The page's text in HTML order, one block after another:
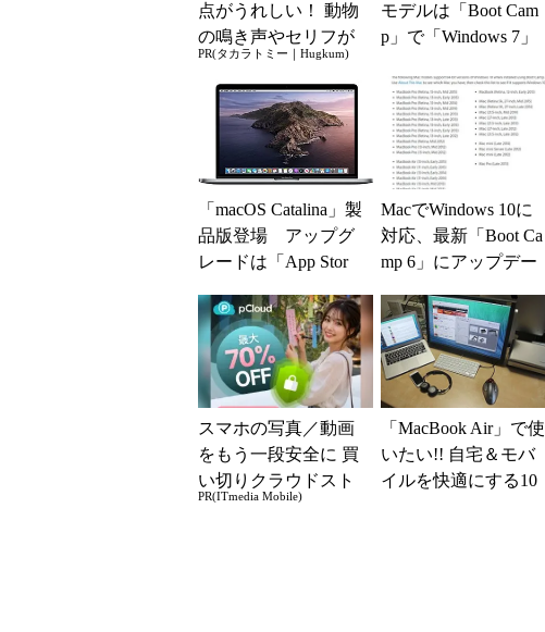
点がうれしい！ 動物
の鳴き声やセリフが
盛りだくさんの「ア
ニア サウンドいっ
ぱい！ ...
PR(タカラトミー｜Hugkum)
モデルは「Boot Cam
p」で「Windows 7」
「macOS Catalina」製
品版登場 アップグ
レードは「App Stor
MacでWindows 10に
対応、最新「Boot Ca
mp 6」にアップデー
スマホの写真／動画
をもう一段安全に 買
い切りクラウドスト
レージ
PR(ITmedia Mobile)
「MacBook Air」で使
いたい!! 自宅＆モバ
イルを快適にする10